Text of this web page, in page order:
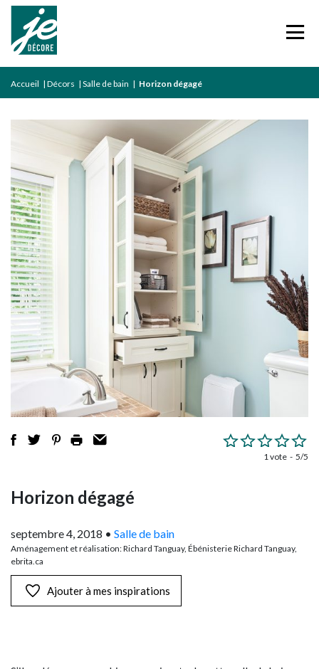
Accueil | Décors | Salle de bain | Horizon dégagé
1 vote 5/5
Horizon dégagé
septembre 4, 2018 • Salle de bain
Aménagement et réalisation: Richard Tanguay, Ébénisterie Richard Tanguay,
ebrita.ca
Ajouter à mes inspirations